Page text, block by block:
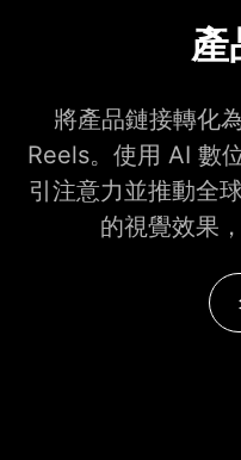
產
將產品鏈接轉化
Reels。使用 AI 數
引注意力並推動全
的視覺效果